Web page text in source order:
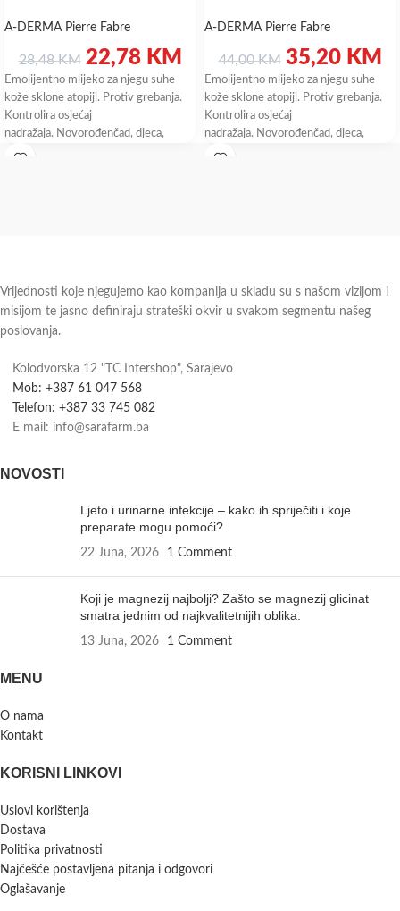
A-DERMA Pierre Fabre
28,48KM 22,78 KM
Emolijentno mlijeko za njegu suhe
kože sklone atopiji. Protiv grebanja.
Kontrolira osjećaj
nadražaja. Novorođenčad, djeca,
odrasli. Emolijentno mlijeko za njegu
A-DERMA Pierre Fabre
44,00KM 35,20 KM
Emolijentno mlijeko za njegu suhe
kože sklone atopiji. Protiv grebanja.
Kontrolira osjećaj
nadražaja. Novorođenčad, djeca,
odrasli. Emolijentno mlijeko za njegu
Vrijednosti koje njegujemo kao kompanija u skladu su s našom vizijom i
misijom te jasno definiraju strateški okvir u svakom segmentu našeg
poslovanja.
Kolodvorska 12 "TC Intershop", Sarajevo
Mob: +387 61 047 568
Telefon: +387 33 745 082
E mail: info@sarafarm.ba
NOVOSTI
Ljeto i urinarne infekcije – kako ih spriječiti i koje
preparate mogu pomoći?
22 Juna, 2026 1 Comment
Koji je magnezij najbolji? Zašto se magnezij glicinat
smatra jednim od najkvalitetnijih oblika.
13 Juna, 2026 1 Comment
MENU
O nama
Kontakt
KORISNI LINKOVI
Uslovi korištenja
Dostava
Politika privatnosti
Najčešće postavljena pitanja i odgovori
Oglašavanje